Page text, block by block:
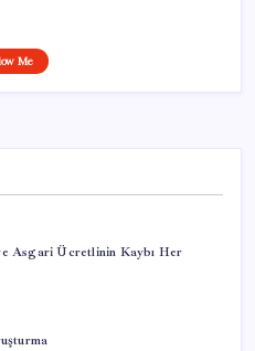
Me
Asgari Ücretlinin Kaybı Her